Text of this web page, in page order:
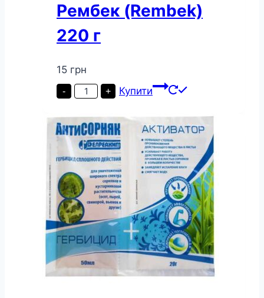
Рембек (Rembek)
220 г
15 грн
-
Рембек
(Rembek)
г
кількість
+ Купити